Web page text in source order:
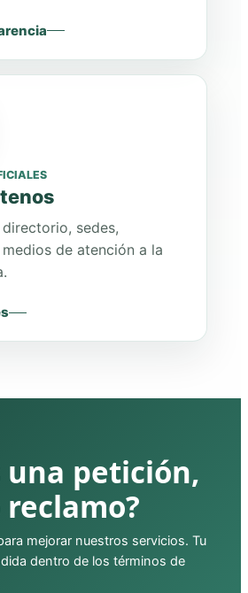
sedes,
de atención a la
una petición,
mejorar nuestros servicios. Tu
dentro de los términos de